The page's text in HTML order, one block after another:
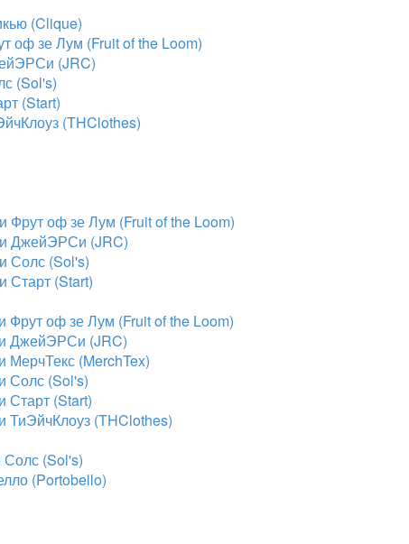
(Clique)
оф зе Лум (Fruit of the Loom)
(JRC)
(Sol's)
(Start)
(THClothes)
Фрут оф зе Лум (Fruit of the Loom)
ДжейЭРСи (JRC)
Солс (Sol's)
Старт (Start)
Фрут оф зе Лум (Fruit of the Loom)
ДжейЭРСи (JRC)
МерчТекс (MerchTex)
Солс (Sol's)
Старт (Start)
ТиЭйчКлоуз (THClothes)
Солс (Sol's)
(Portobello)